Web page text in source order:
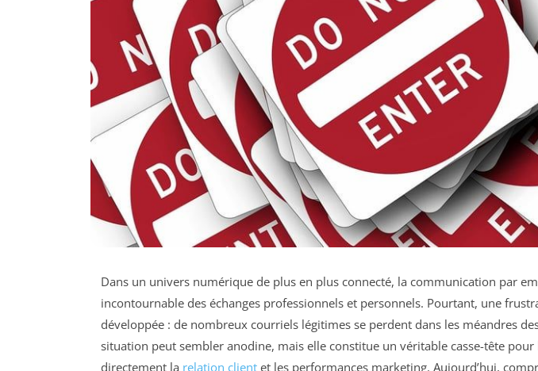
Dans un univers numérique de plus en plus connecté, la communication par
incontournable des échanges professionnels et personnels. Pourtant, une
développée : de nombreux courriels légitimes se perdent dans les méandres
situation peut sembler anodine, mais elle constitue un véritable casse-tête
directement la relation client et les performances marketing. Aujourd’hui,